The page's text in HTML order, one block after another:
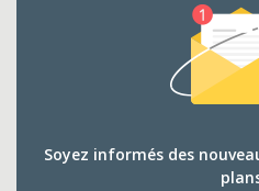
Soyez informés des